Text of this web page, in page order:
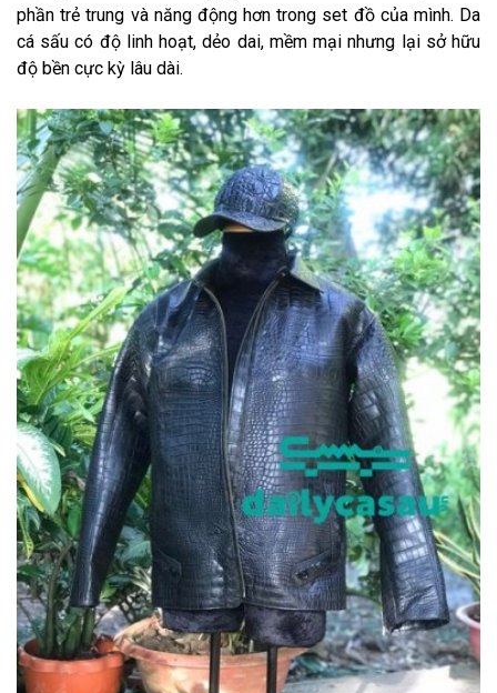
phần trẻ trung và năng động hơn trong set đồ của mình. Da
cá sấu có độ linh hoạt, dẻo dai, mềm mại nhưng lại sở hữu
độ bền cực kỳ lâu dài.